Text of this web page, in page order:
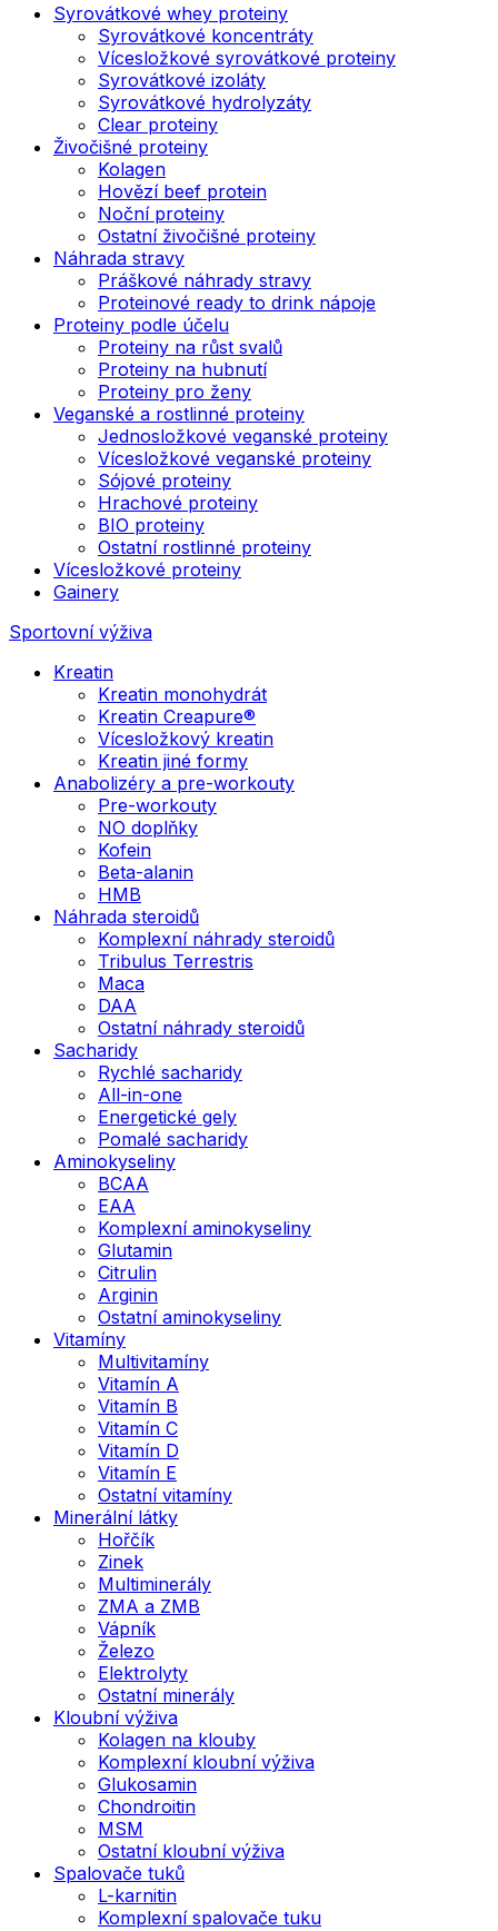
Syrovátkové whey proteiny
Syrovátkové koncentráty
Vícesložkové syrovátkové proteiny
Syrovátkové izoláty
Syrovátkové hydrolyzáty
Clear proteiny
Živočišné proteiny
Kolagen
Hovězí beef protein
Noční proteiny
Ostatní živočišné proteiny
Náhrada stravy
Práškové náhrady stravy
Proteinové ready to drink nápoje
Proteiny podle účelu
Proteiny na růst svalů
Proteiny na hubnutí
Proteiny pro ženy
Veganské a rostlinné proteiny
Jednosložkové veganské proteiny
Vícesložkové veganské proteiny
Sójové proteiny
Hrachové proteiny
BIO proteiny
Ostatní rostlinné proteiny
Vícesložkové proteiny
Gainery
Sportovní výživa
Kreatin
Kreatin monohydrát
Kreatin Creapure®
Vícesložkový kreatin
Kreatin jiné formy
Anabolizéry a pre-workouty
Pre-workouty
NO doplňky
Kofein
Beta-alanin
HMB
Náhrada steroidů
Komplexní náhrady steroidů
Tribulus Terrestris
Maca
DAA
Ostatní náhrady steroidů
Sacharidy
Rychlé sacharidy
All-in-one
Energetické gely
Pomalé sacharidy
Aminokyseliny
BCAA
EAA
Komplexní aminokyseliny
Glutamin
Citrulin
Arginin
Ostatní aminokyseliny
Vitamíny
Multivitamíny
Vitamín A
Vitamín B
Vitamín C
Vitamín D
Vitamín E
Ostatní vitamíny
Minerální látky
Hořčík
Zinek
Multiminerály
ZMA a ZMB
Vápník
Železo
Elektrolyty
Ostatní minerály
Kloubní výživa
Kolagen na klouby
Komplexní kloubní výživa
Glukosamin
Chondroitin
MSM
Ostatní kloubní výživa
Spalovače tuků
L-karnitin
Komplexní spalovače tuku